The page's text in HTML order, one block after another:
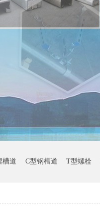
槽道 C型钢槽道 T型螺栓